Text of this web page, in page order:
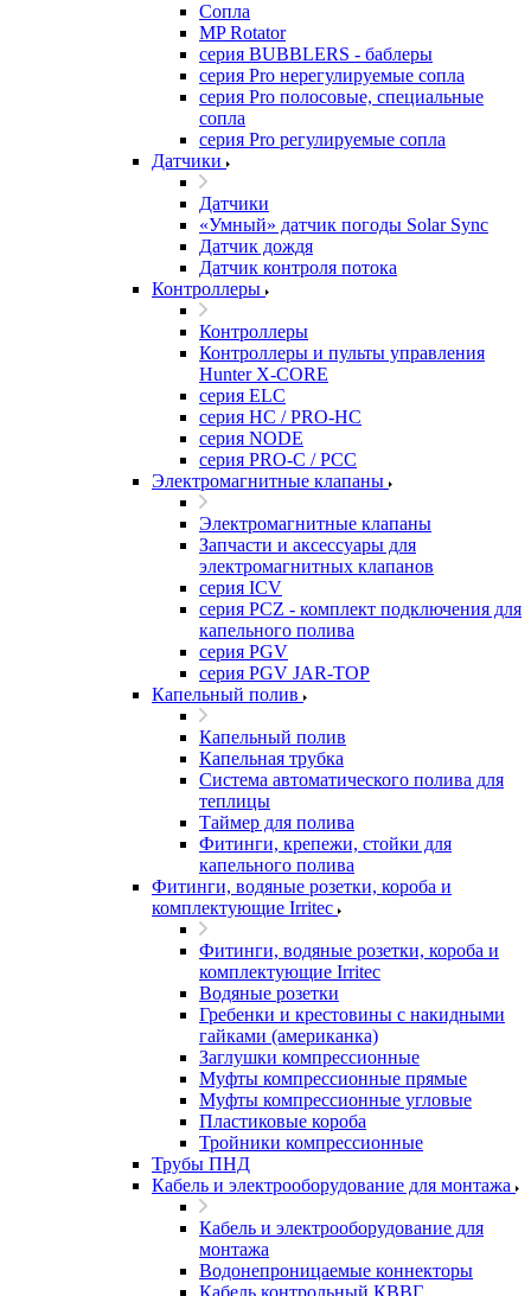
Сопла
MP Rotator
серия BUBBLERS - баблеры
серия Pro нерегулируемые сопла
серия Pro полосовые, специальные
сопла
серия Pro регулируемые сопла
Датчики
Датчики
«Умный» датчик погоды Solar Sync
Датчик дождя
Датчик контроля потока
Контроллеры
Контроллеры
Контроллеры и пульты управления
Hunter X-CORE
серия ELC
серия HC / PRO-HC
серия NODE
серия PRO-C / PCC
Электромагнитные клапаны
Электромагнитные клапаны
Запчасти и аксессуары для
электромагнитных клапанов
серия ICV
серия PCZ - комплект подключения для
капельного полива
серия PGV
серия PGV JAR-TOP
Капельный полив
Капельный полив
Капельная трубка
Система автоматического полива для
теплицы
Таймер для полива
Фитинги, крепежи, стойки для
капельного полива
Фитинги, водяные розетки, короба и
комплектующие Irritec
Фитинги, водяные розетки, короба и
комплектующие Irritec
Водяные розетки
Гребенки и крестовины с накидными
гайками (американка)
Заглушки компрессионные
Муфты компрессионные прямые
Муфты компрессионные угловые
Пластиковые короба
Тройники компрессионные
Трубы ПНД
Кабель и электрооборудование для монтажа
Кабель и электрооборудование для
монтажа
Водонепроницаемые коннекторы
Кабель контрольный КВВГ